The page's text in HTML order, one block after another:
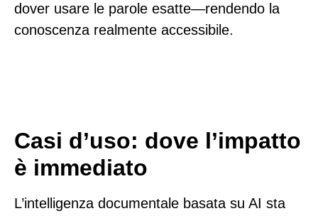
dover usare le parole esatte—rendendo la
conoscenza realmente accessibile.
Casi d’uso: dove l’impatto
è immediato
L’intelligenza documentale basata su AI sta